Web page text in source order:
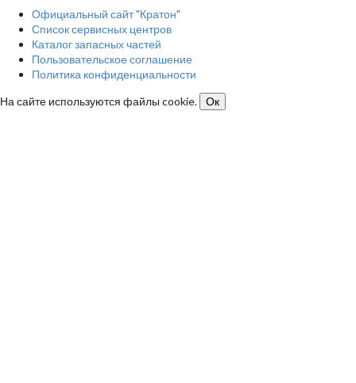
Официальный сайт "Кратон"
Список сервисных центров
Каталог запасных частей
Пользовательское соглашение
Политика конфиденциальности
На сайте используются файлы cookie.
Ок